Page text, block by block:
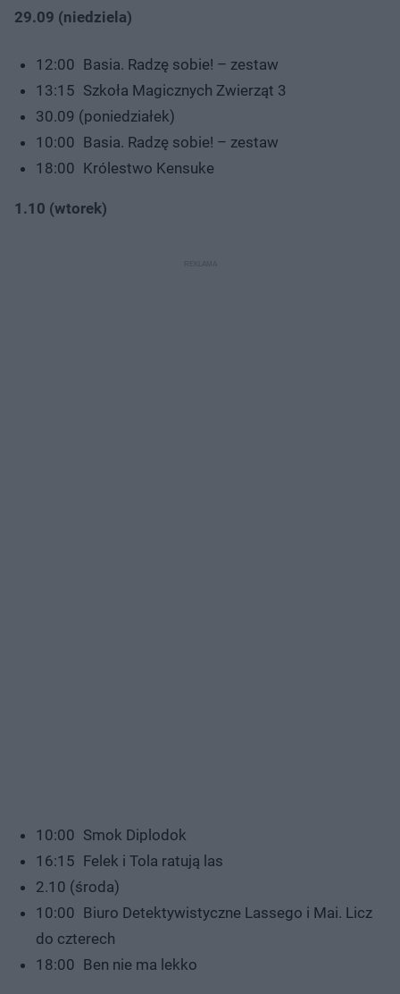
29.09 (niedziela)
12:00 Basia. Radzę sobie! – zestaw
13:15 Szkoła Magicznych Zwierząt 3
30.09 (poniedziałek)
10:00 Basia. Radzę sobie! – zestaw
18:00 Królestwo Kensuke
1.10 (wtorek)
10:00 Smok Diplodok
16:15 Felek i Tola ratują las
2.10 (środa)
10:00 Biuro Detektywistyczne Lassego i Mai. Licz
do czterech
18:00 Ben nie ma lekko